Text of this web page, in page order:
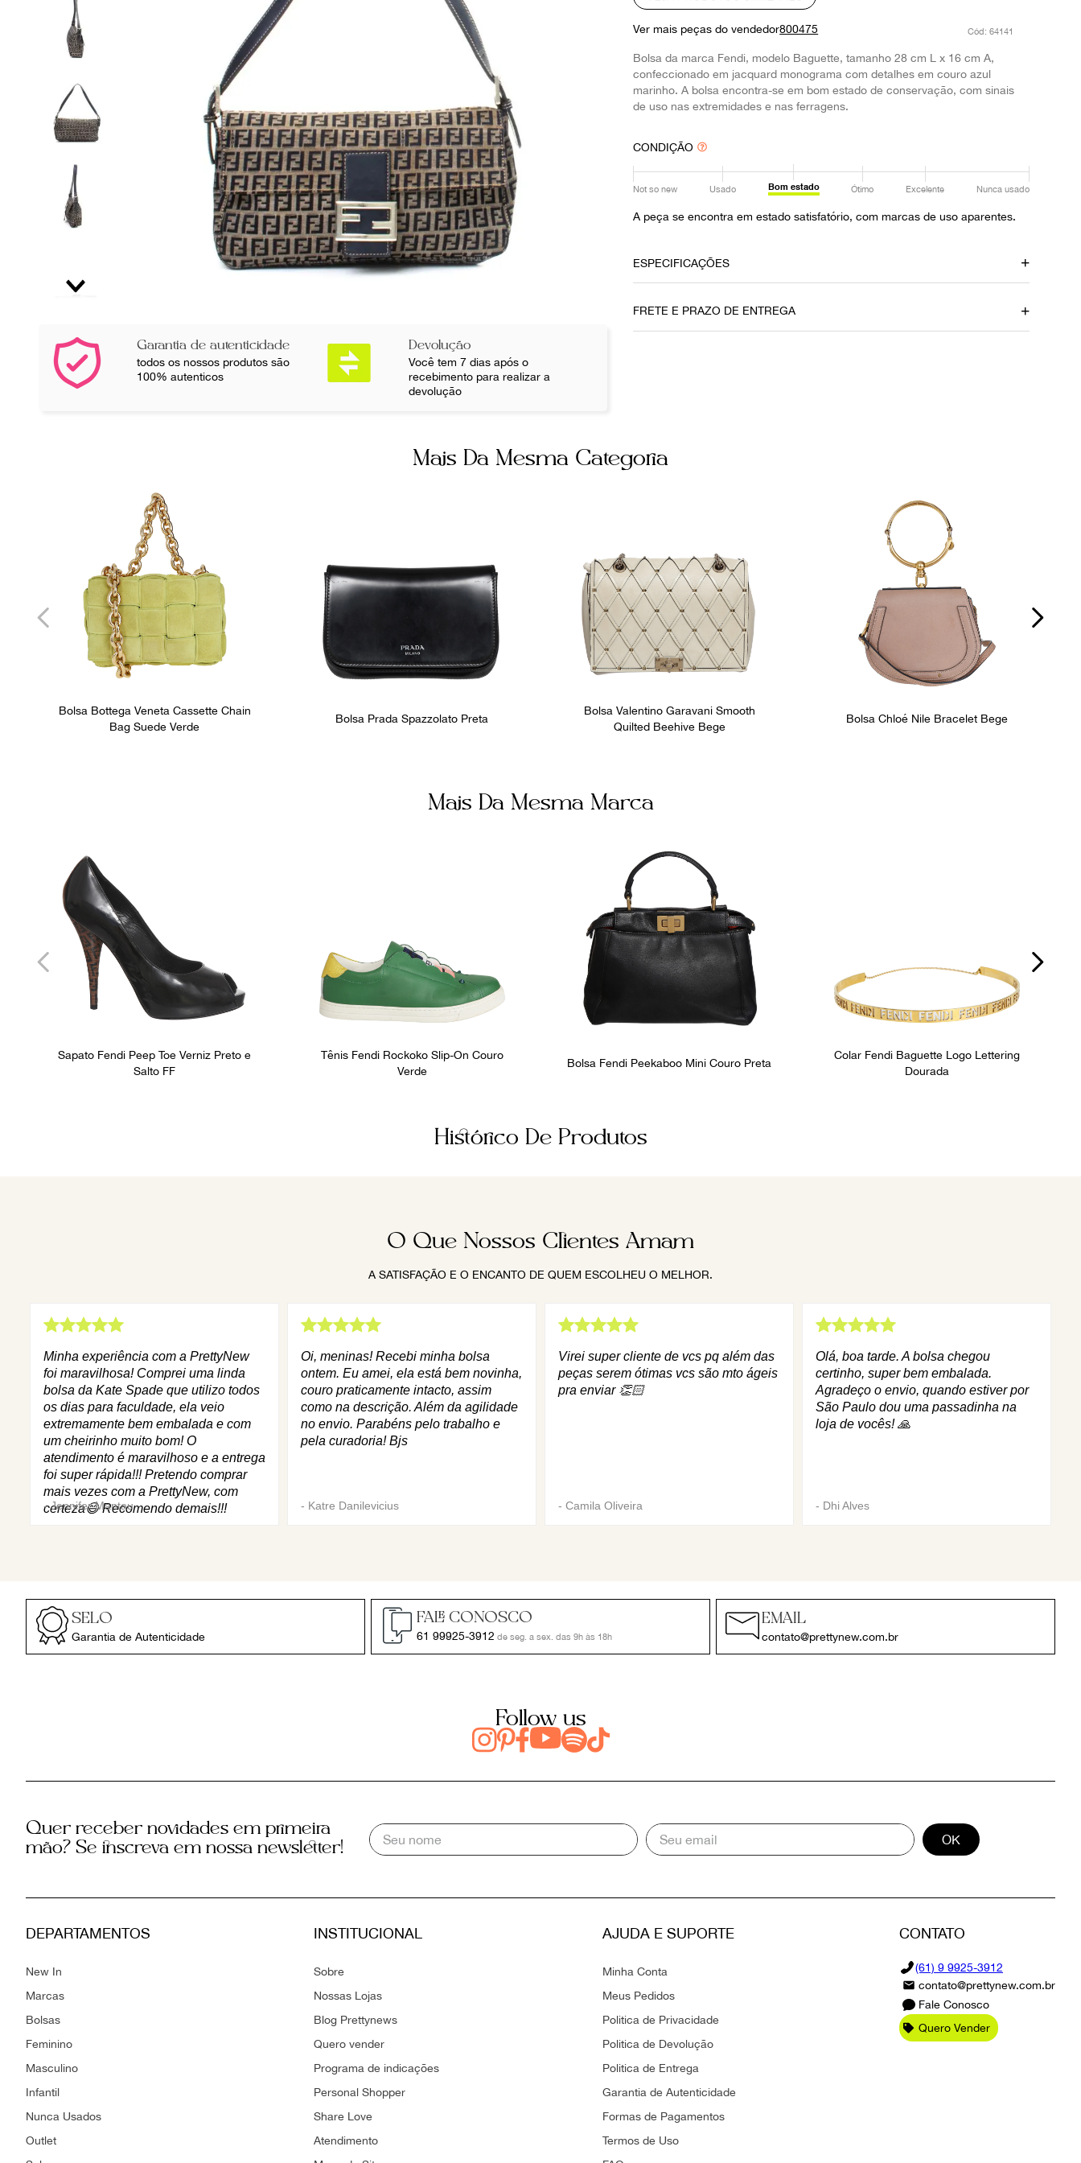
Garantia de autenticidade
todos os nossos produtos são
100% autenticos
Devolução
Você tem 7 dias após o
recebimento para realizar a
devolução
Ver mais peças do vendedor800475 : 64141
Bolsa da marca Fendi, modelo Baguette, tamanho 28 cm L x 16 cm A,
confeccionado em jacquard monograma com detalhes em couro azul
marinho. A bolsa encontra-se em bom estado de conservação, com sinais
de uso nas extremidades e nas ferragens.
CONDIÇÃO
Not so new Usado Bom estado Ótimo Excelente Nunca usado
A peça se encontra em estado satisfatório, com marcas de uso aparentes.
ESPECIFICAÇÕES
Jacquard
FRETE E PRAZO DE ENTREGA
Mais Da Mesma Categoria
Bolsa Bottega Veneta Cassette Chain
Bag Suede Verde
Bolsa Prada Spazzolato Preta
Bolsa Valentino Garavani Smooth
Quilted Beehive Bege
Bolsa Chloé Nile Bracelet Bege
Mais Da Mesma Marca
Sapato Fendi Peep Toe Verniz Preto e
Salto FF
Tênis Fendi Rockoko Slip-On Couro
Verde
Bolsa Fendi Peekaboo Mini Couro Preta
Colar Fendi Baguette Logo Lettering
Dourada
Histórico De Produtos
O Que Nossos Clientes Amam
A SATISFAÇÃO E O ENCANTO DE QUEM ESCOLHEU O MELHOR.
Minha experiência com a PrettyNew
foi maravilhosa! Comprei uma linda
bolsa da Kate Spade que utilizo todos
os dias para faculdade, ela veio
extremamente bem embalada e com
um cheirinho muito bom! O
atendimento é maravilhoso e a entrega
foi super rápida!!! Pretendo comprar
mais vezes com a PrettyNew, com
certeza😄 Recomendo demais!!!
-Jennifer Mantau
Oi, meninas! Recebi minha bolsa
ontem. Eu amei, ela está bem novinha,
couro praticamente intacto, assim
como na descrição. Além da agilidade
no envio. Parabéns pelo trabalho e
pela curadoria! Bjs
- Katre Danilevicius
Virei super cliente de vcs pq além das
peças serem ótimas vcs são mto ágeis
pra enviar 👏🏻
- Camila Oliveira
Olá, boa tarde. A bolsa chegou
certinho, super bem embalada.
Agradeço o envio, quando estiver por
São Paulo dou uma passadinha na
loja de vocês! 🙏
- Dhi Alves
SELO
Garantia de Autenticidade
FALE CONOSCO
61 99925-3912 de seg. a sex. das 9h às 18h
EMAIL
contato@prettynew.com.br
Follow us
Quer receber novidades em primeira
mão? Se inscreva em nossa newsletter!
OK
DEPARTAMENTOS
New In
Marcas
Bolsas
Feminino
Masculino
Infantil
Nunca Usados
Outlet
INSTITUCIONAL
Sobre
Nossas Lojas
Blog Prettynews
Quero vender
Programa de indicações
Personal Shopper
Share Love
Atendimento
AJUDA E SUPORTE
Minha Conta
Meus Pedidos
Politica de Privacidade
Politica de Devolução
Politica de Entrega
Garantia de Autenticidade
Formas de Pagamentos
Termos de Uso
CONTATO
(61) 9 9925-3912
contato@prettynew.com.br
Fale Conosco
Quero Vender